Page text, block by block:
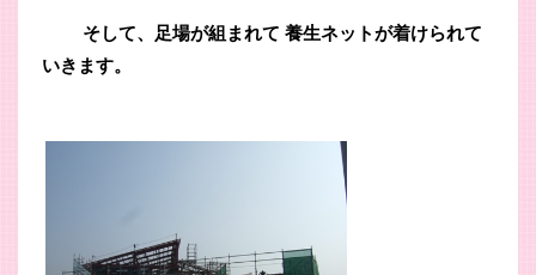
そして、足場が組まれて 養生ネットが着けられて
いきます。